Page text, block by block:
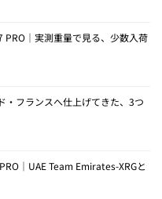
PRO｜実測重量で見る、少数入荷
・フランスへ仕上げてきた、3つ
｜UAE Team Emirates-XRGと